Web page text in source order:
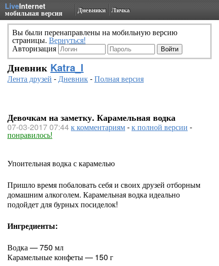
LiveInternet
мобильная версия Дневники Личка
Вы были перенаправлены на мобильную версию
страницы. Вернуться!
Авторизация
Дневник Katra_I
Лента друзей -Дневник-Полная версия
Девочкам на заметку. Карамельная водка
07-03-2017 07:44к комментариям-к полной версии -
понравилось!
Упоительная водка с карамелью
Пришло время побаловать себя и своих друзей отборным
домашним алкоголем. Карамельная водка идеально
подойдет для бурных посиделок!
Ингредиенты:
Водка — 750 мл
Карамельные конфеты — 150 г